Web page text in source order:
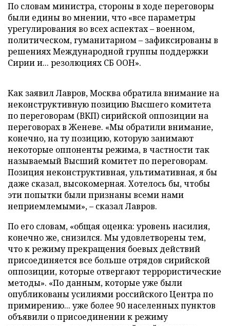
По словам министра, стороны в ходе переговоры
были едины во мнении, что «все параметры
урегулирования во всех аспектах – военном,
политическом, гуманитарном – зафиксированы в
решениях Международной группы поддержки
Сирии и... резолюциях СБ ООН».
Как заявил Лавров, Москва обратила внимание на
неконструктивную позицию Высшего комитета
по переговорам (ВКП) сирийской оппозиции на
переговорах в Женеве. «Мы обратили внимание,
конечно, на ту позицию, которую занимают
некоторые оппоненты режима, в частности так
называемый Высший комитет по переговорам.
Позиция неконструктивная, ультимативная, я бы
даже сказал, высокомерная. Хотелось бы, чтобы
эти попытки были признаны всеми нами
неприемлемыми», – сказал Лавров.
По его словам, «общая оценка: уровень насилия,
конечно же, снизился. Мы удовлетворены тем,
что к режиму прекращения боевых действий
присоединяется все больше отрядов сирийской
оппозиции, которые отвергают террористические
методы». «По данным, которые уже были
опубликованы усилиями российского Центра по
примирению... уже более 90 населенных пунктов
объявили о присоединении к режиму